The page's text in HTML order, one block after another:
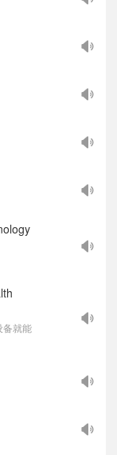
备就能